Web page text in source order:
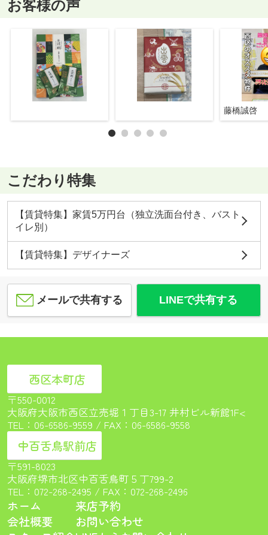
お客様の声
藤橋誠啓
こだわり特集
【賃貸特集】家賃5万円台（独立洗面台付き、バスト
イレ別）
【賃貸特集】デザイナーズ
メールで共有する LINEで共有する
西区本町店
〒550-0012
大阪府大阪市西区立売堀１丁目3-17 井村ビル新館1F<
TEL： 06-6586-9559 / FAX：06-6586-9558
中百舌鳥駅前店
〒591-8023
大阪府堺市北区中百舌鳥町５丁799-2
TEL： 072-268-2495 / FAX：072-268-2496
ホーム
会社概要
来店予約
お問い合わせ